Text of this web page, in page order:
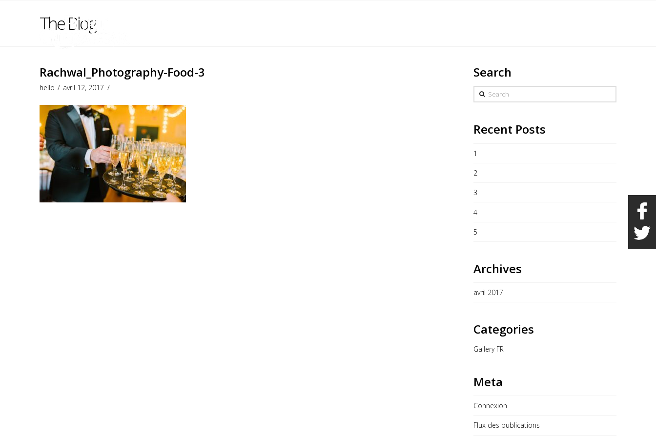
The Blog
Rachwal_Photography-Food-3
hello avril 12, 2017
Search
Search
Recent Posts
1
2
3
4
5
Archives
avril 2017
Categories
Gallery FR
Meta
Connexion
Flux des publications